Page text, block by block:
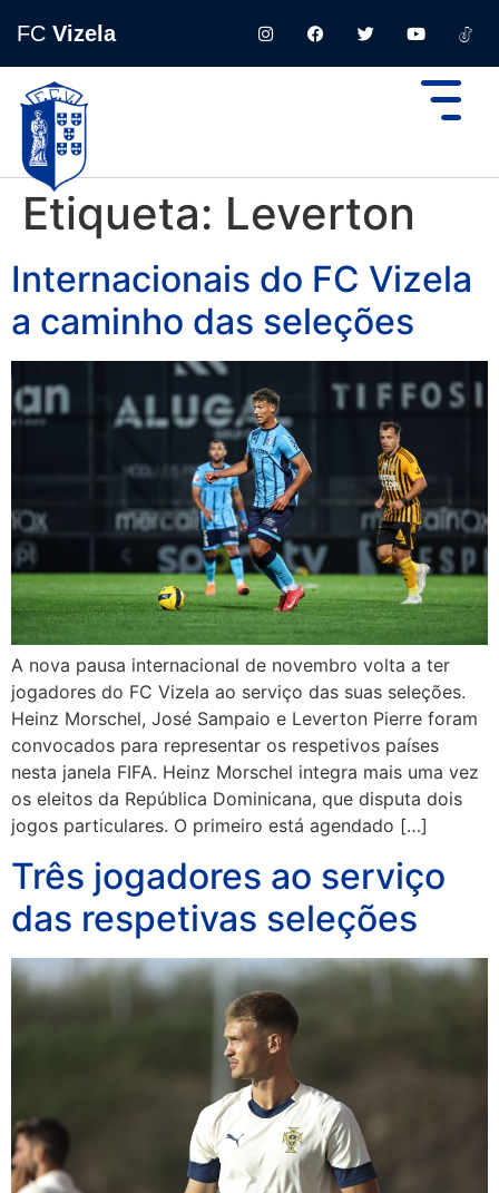
FC Vizela
Etiqueta: Leverton
Internacionais do FC Vizela
a caminho das seleções
A nova pausa internacional de novembro volta a ter
jogadores do FC Vizela ao serviço das suas seleções.
Heinz Morschel, José Sampaio e Leverton Pierre foram
convocados para representar os respetivos países
nesta janela FIFA. Heinz Morschel integra mais uma vez
os eleitos da República Dominicana, que disputa dois
jogos particulares. O primeiro está agendado […]
Três jogadores ao serviço
das respetivas seleções